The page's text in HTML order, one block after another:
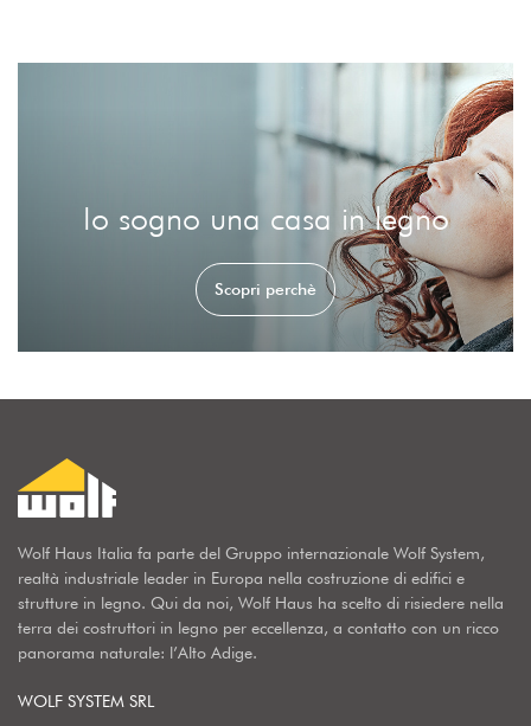
Io sogno una casa in legno
Scopri perchè
Wolf Haus Italia fa parte del Gruppo internazionale Wolf System,
realtà industriale leader in Europa nella costruzione di edifici e
strutture in legno. Qui da noi, Wolf Haus ha scelto di risiedere nella
terra dei costruttori in legno per eccellenza, a contatto con un ricco
panorama naturale: l’Alto Adige.
WOLF SYSTEM SRL